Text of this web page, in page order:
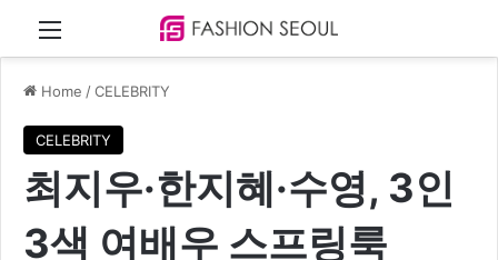
Home /CELEBRITY
CELEBRITY
최지우·한지혜·수영, 3인
3색 여배우 스프링룩